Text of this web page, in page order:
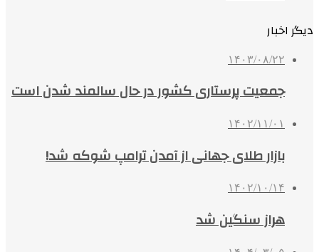
دیگر اخبار
۱۴۰۳/۰۸/۲۲
جمعیت پرستاری کشور در حال سالمند شدن است
۱۴۰۲/۱۱/۰۱
بازار طلای جهانی از آمدن ترامپ شوکه شد!
۱۴۰۲/۱۰/۱۴
هراز سنگین شد